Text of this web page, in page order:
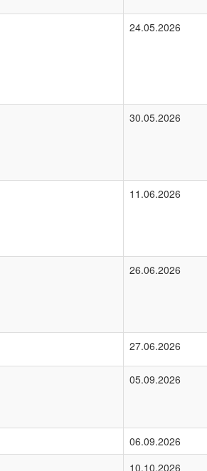
24.05.2026
30.05.2026
11.06.2026
26.06.2026
27.06.2026
05.09.2026
06.09.2026
10.10.2026